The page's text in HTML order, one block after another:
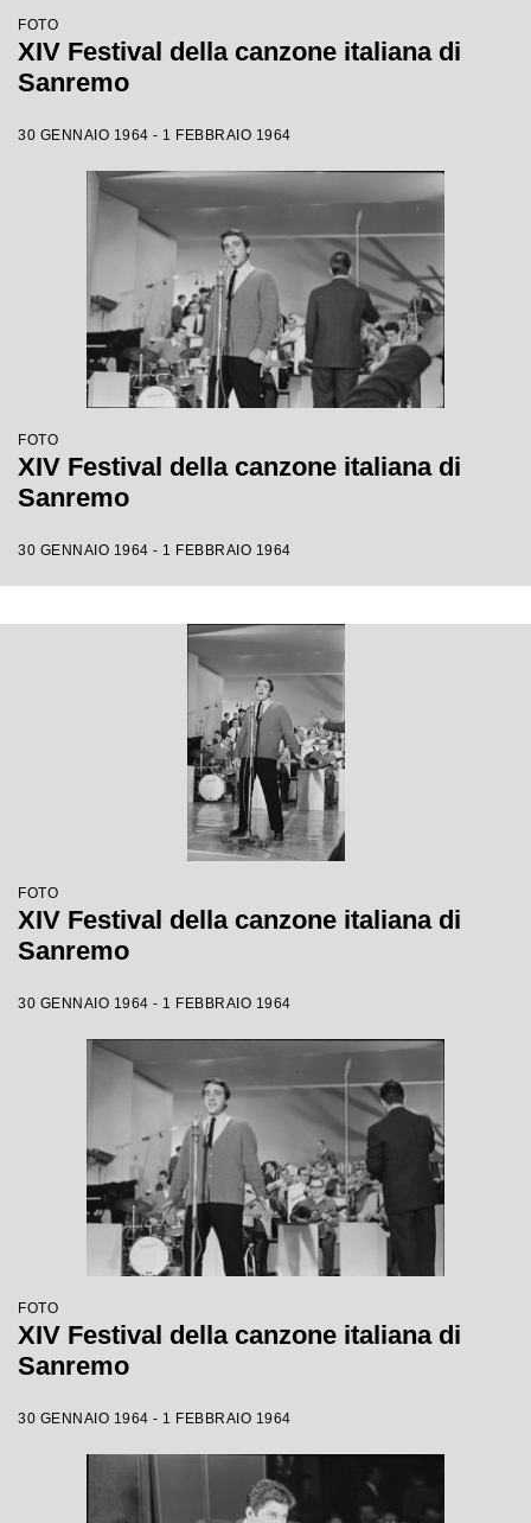
FOTO
XIV Festival della canzone italiana di
Sanremo
30 GENNAIO 1964 - 1 FEBBRAIO 1964
FOTO
XIV Festival della canzone italiana di
Sanremo
30 GENNAIO 1964 - 1 FEBBRAIO 1964
FOTO
XIV Festival della canzone italiana di
Sanremo
30 GENNAIO 1964 - 1 FEBBRAIO 1964
FOTO
XIV Festival della canzone italiana di
Sanremo
30 GENNAIO 1964 - 1 FEBBRAIO 1964